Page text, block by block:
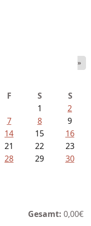
»
F S
S
1
2
7 8
9
14 15
16
21 22
23
28 29
30
Gesamt: 0,00€